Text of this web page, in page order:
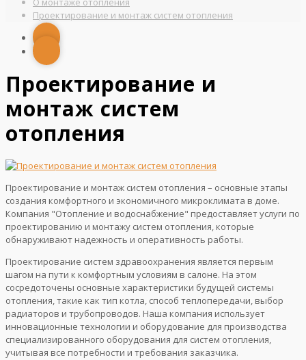
Проектирование и монтаж систем отопления
Проектирование и
монтаж систем
отопления
Проектирование и монтаж систем отопления – основные этапы
создания комфортного и экономичного микроклимата в доме.
Компания "Отопление и водоснабжение" предоставляет услуги по
проектированию и монтажу систем отопления, которые
обнаруживают надежность и оперативность работы.
Проектирование систем здравоохранения является первым
шагом на пути к комфортным условиям в салоне. На этом
сосредоточены основные характеристики будущей системы
отопления, такие как тип котла, способ теплопередачи, выбор
радиаторов и трубопроводов. Наша компания использует
инновационные технологии и оборудование для производства
специализированного оборудования для систем отопления,
учитывая все потребности и требования заказчика.